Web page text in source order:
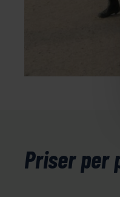
Priser per